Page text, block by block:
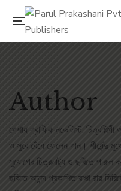
Author
পেশায় গ্রাফিক নভেলিস্ট,
ও সুরে বেঁধে ফেলেন গান। শীর্ষেন্দু
সুযোগের চিত্রনাট্য ও ছবিতে পারুল
ছবিতে আনন্দ প্রকাশিত রাপ্পা রায়